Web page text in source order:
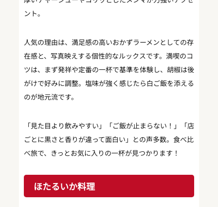
ント。
人気の理由は、満足感の高いおかずラーメンとしての存
在感と、写真映えする個性的なルックスです。満喫のコ
ツは、まず発祥や定番の一杯で基準を体験し、胡椒は後
がけで好みに調整。塩味が強く感じたら白ご飯を添える
のが地元流です。
「見た目より飲みやすい」「ご飯が止まらない！」「店
ごとに黒さと香りが違って面白い」との声多数。食べ比
べ旅で、きっとお気に入りの一杯が見つかります！
ほたるいか料理